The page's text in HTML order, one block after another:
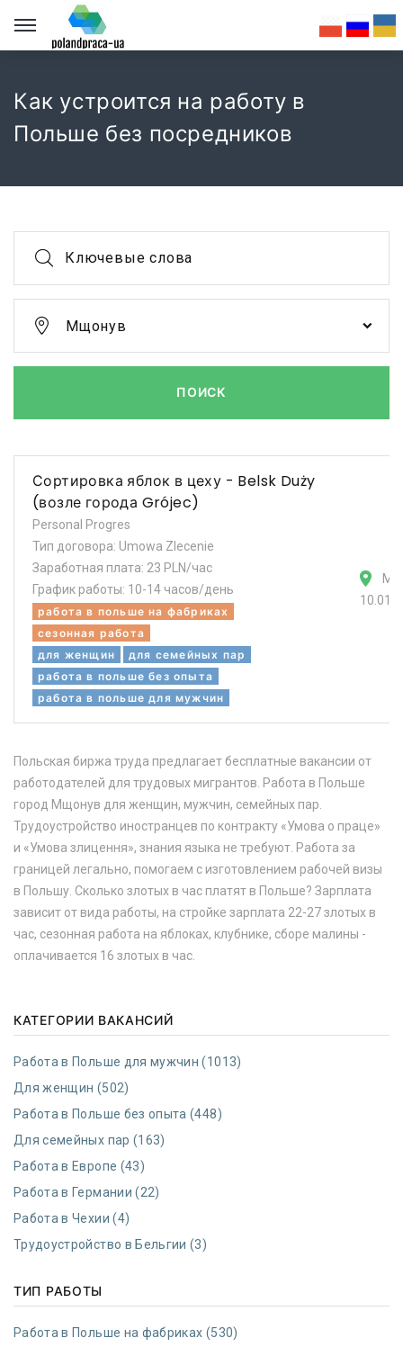
Как устроится на работу в
Польше без посредников
Ключевые слова
Мщонув
ПОИСК
Сортировка яблок в цеху - Belsk Duży
(возле города Grójec)
Personal Progres
Тип договора: Umowa Zlecenie
Заработная плата: 23 PLN/час
График работы: 10-14 часов/день
работа в польше на фабриках
сезонная работа
для женщин
для семейных пар
работа в польше без опыта
работа в польше для мужчин
Польская биржа труда предлагает бесплатные вакансии от
работодателей для трудовых мигрантов. Работа в Польше
город Мщонув для женщин, мужчин, семейных пар.
Трудоустройство иностранцев по контракту «Умова о праце»
и «Умова злицення», знания языка не требуют. Работа за
границей легально, помогаем с изготовлением рабочей визы
в Польшу. Сколько злотых в час платят в Польше? Зарплата
зависит от вида работы, на стройке зарплата 22-27 злотых в
час, сезонная работа на яблоках, клубнике, сборе малины -
оплачивается 16 злотых в час.
КАТЕГОРИИ ВАКАНСИЙ
Работа в Польше для мужчин (1013)
Для женщин (502)
Работа в Польше без опыта (448)
Для семейных пар (163)
Работа в Европе (43)
Работа в Германии (22)
Работа в Чехии (4)
Трудоустройство в Бельгии (3)
ТИП РАБОТЫ
Работа в Польше на фабриках (530)